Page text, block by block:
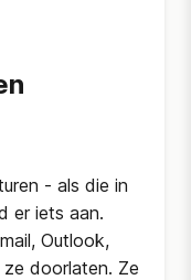
- als die in
er iets aan.
Outlook,
doorlaten. Ze